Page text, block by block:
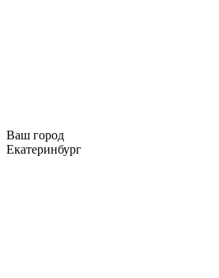
Ваш город
Екатеринбург